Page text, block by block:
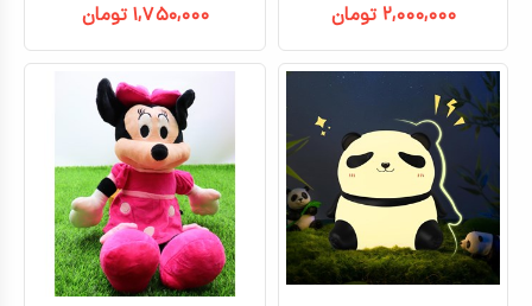
۲,۰۰۰,۰۰۰ تومان ۱,۷۵۰,۰۰۰ تومان